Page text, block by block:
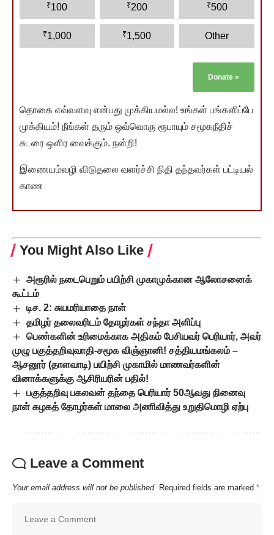
₹100 ₹200 ₹500
₹1,000 ₹1,500 Other
Donate »
தொகை எவ்வளவு என்பது முக்கியமல்ல! உங்கள் பங்களிப்பே
முக்கியம்! நீங்கள் தரும் ஒவ்வொரு ரூபாயும் சமூகநீதிச்
சுடரை ஒளிர வைக்கும். நன்றி!
இணையம்வழி விடுதலை வளர்ச்சி நிதி தந்தவர்கள் பட்டியல்
காண
You Might Also Like
அரூரில் நடைபெறும் பயிற்சி முகாமுக்கான ஆலோசனைக்
கூட்டம்
டிச. 2: சுயமரியாதை நாள்
தமிழர் தலைவரிடம் தோழர்கள் சந்தா அளிப்பு
பெண்களின் உரிமைக்காக அதிகம் பேசியவர் பெரியார், அவர்
முழு பகுத்தறிவுவாதி-சமூக விஞ்ஞானி! சத்தியமங்கலம் –
ஆசனூர் (தாளவாடி) பயிற்சி முகாமில் மாணவர்களின்
வினாக்களுக்கு ஆசிரியரின் பதில்!
பகுத்தறிவு பகலவன் தந்தை பெரியார் 50ஆவது நினைவு
நாள் கழகத் தோழர்கள் மாலை அணிவித்து உறுதிமொழி ஏற்பு
Leave a Comment
Your email address will not be published. Required fields are marked *